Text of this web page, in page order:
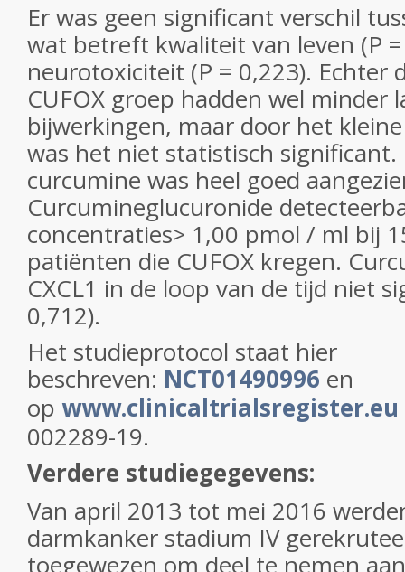
Er was geen significant verschil
wat betreft kwaliteit van leven (P
neurotoxiciteit (P = 0,223). Echter
CUFOX groep hadden wel minder
bijwerkingen, maar door het
was het niet statistisch
curcumine was heel goed
Curcumineglucuronide
concentraties> 1,00 pmol / ml bij
patiënten die CUFOX kregen.
CXCL1 in de loop van de tijd niet
0,712).
Het studieprotocol staat hier
beschreven: NCT01490996 en
op www.clinicaltrialsregister.eu
002289-19.
Verdere studiegegevens:
Van april 2013 tot mei 2016
darmkanker stadium IV
toegewezen om deel te nemen